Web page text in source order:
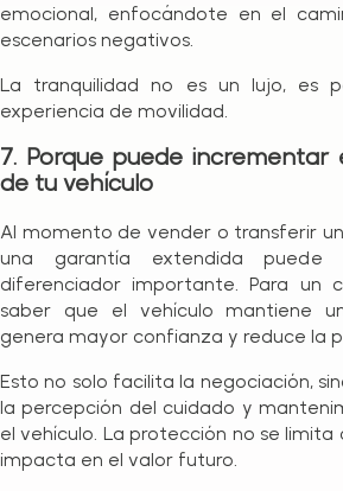
emocional, enfocándote en el
escenarios negativos.
La tranquilidad no es un lujo, es
experiencia de movilidad.
7. Porque puede incrementar
de tu vehículo
Al momento de vender o transferir
una garantía extendida puede
diferenciador importante. Para un
saber que el vehículo mantiene
genera mayor confianza y reduce la
Esto no solo facilita la negociación,
la percepción del cuidado y
el vehículo. La protección no se limita
impacta en el valor futuro.